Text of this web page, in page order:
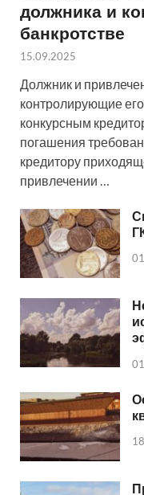
должника и
банкротстве
15.09.2025
Должник и
контролирующие
конкурсным
погашения
кредитору
привлечении …